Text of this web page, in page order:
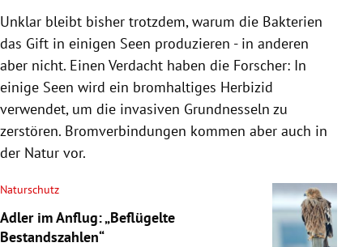
Unklar bleibt bisher trotzdem, warum die Bakterien
das Gift in einigen Seen produzieren - in anderen
aber nicht. Einen Verdacht haben die Forscher: In
einige Seen wird ein bromhaltiges Herbizid
verwendet, um die invasiven Grundnesseln zu
zerstören. Bromverbindungen kommen aber auch in
der Natur vor.
Naturschutz
Adler im Anflug: „Beflügelte
Bestandszahlen“